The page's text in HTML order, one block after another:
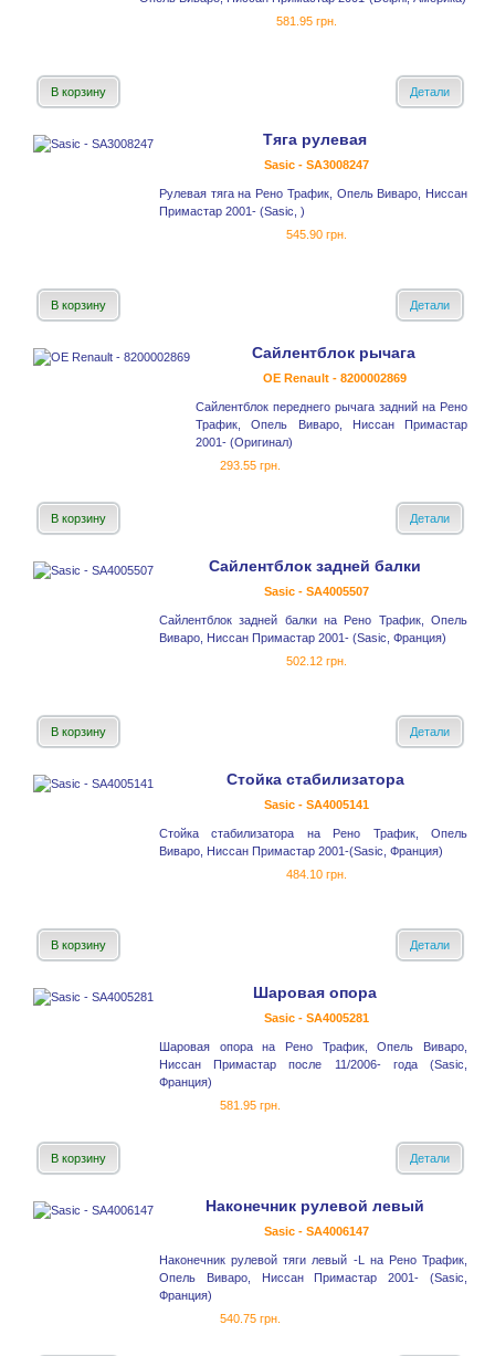
581.95 грн.
В корзину Детали
Тяга рулевая
Sasic - SA3008247
Рулевая тяга на Рено Трафик, Опель Виваро, Ниссан
Примастар 2001- (Sasic, )
545.90 грн.
В корзину Детали
Сайлентблок рычага
OE Renault - 8200002869
Сайлентблок переднего рычага задний на Рено
Трафик, Опель Виваро, Ниссан Примастар
2001- (Оригинал)
293.55 грн.
В корзину Детали
Сайлентблок задней балки
Sasic - SA4005507
Сайлентблок задней балки на Рено Трафик, Опель
Виваро, Ниссан Примастар 2001- (Sasic, Франция)
502.12 грн.
В корзину Детали
Стойка стабилизатора
Sasic - SA4005141
Стойка стабилизатора на Рено Трафик, Опель
Виваро, Ниссан Примастар 2001-(Sasic, Франция)
484.10 грн.
В корзину Детали
Шаровая опора
Sasic - SA4005281
Шаровая опора на Рено Трафик, Опель Виваро,
Ниссан Примастар после 11/2006- года (Sasic,
Франция)
581.95 грн.
В корзину Детали
Наконечник рулевой левый
Sasic - SA4006147
Наконечник рулевой тяги левый -L на Рено Трафик,
Опель Виваро, Ниссан Примастар 2001- (Sasic,
Франция)
540.75 грн.